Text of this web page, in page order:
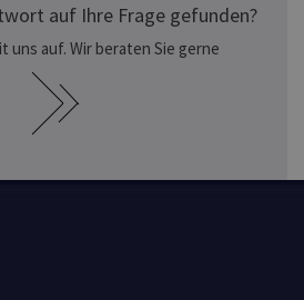
auf Ihre Frage gefunden?
uns auf. Wir beraten Sie gerne